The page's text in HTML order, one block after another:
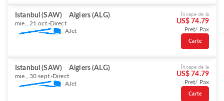
Istanbul (SAW) Algiers (ALG)
mie., 21 oct. Direct
AJet
Începe de la
US$ 74.79
Preț/ Pax
Carte
Istanbul (SAW) Algiers (ALG)
mie., 30 sept. Direct
AJet
Începe de la
US$ 74.79
Preț/ Pax
Carte